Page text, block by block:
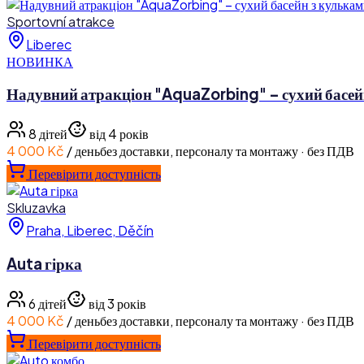
Sportovní atrakce
Liberec
НОВИНКА
Надувний атракціон "AquaZorbing" – сухий
8 дітей
від 4 років
4 000 Kč / деньбез доставки, персоналу та монтажу · без ПДВ
Перевірити доступність
Skluzavka
Praha, Liberec, Děčín
Auta гірка
6 дітей
від 3 років
4 000 Kč / деньбез доставки, персоналу та монтажу · без ПДВ
Перевірити доступність